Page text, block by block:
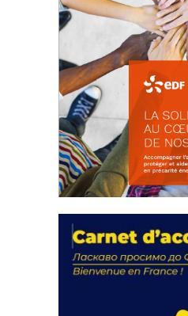
actions
18 septembre 2023
FEUILLETER